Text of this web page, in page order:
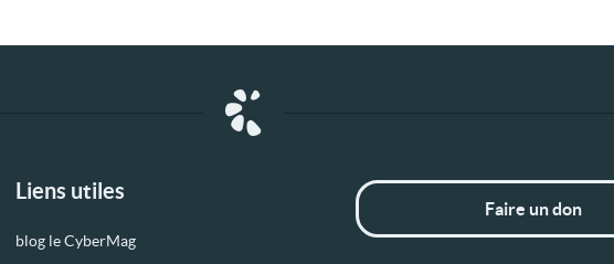
Liens utiles
blog le CyberMag
Faire un don